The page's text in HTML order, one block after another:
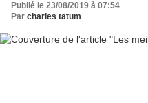
Publié le 23/08/2019 à 07:54
Par charles tatum